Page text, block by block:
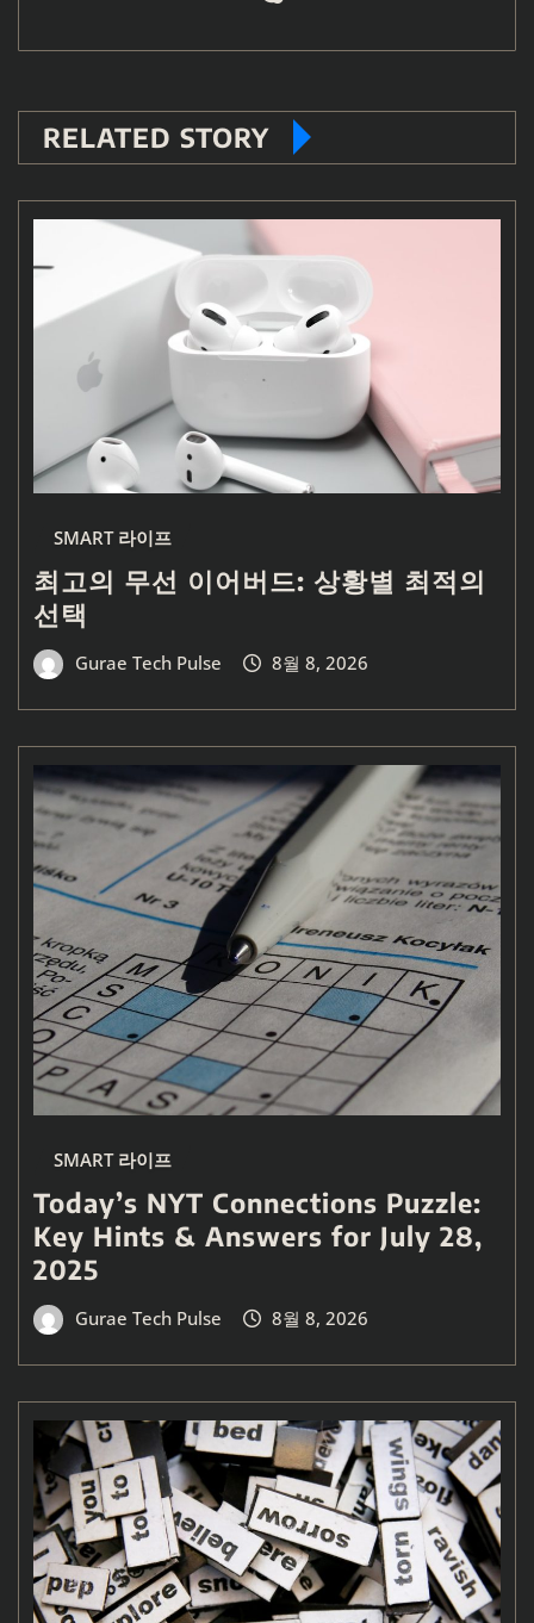
RELATED STORY
SMART 라이프
최고의 무선 이어버드: 상황별 최적의
선택
Gurae Tech Pulse 8월 8, 2026
SMART 라이프
Today’s NYT Connections Puzzle:
Key Hints & Answers for July 28,
2025
Gurae Tech Pulse 8월 8, 2026